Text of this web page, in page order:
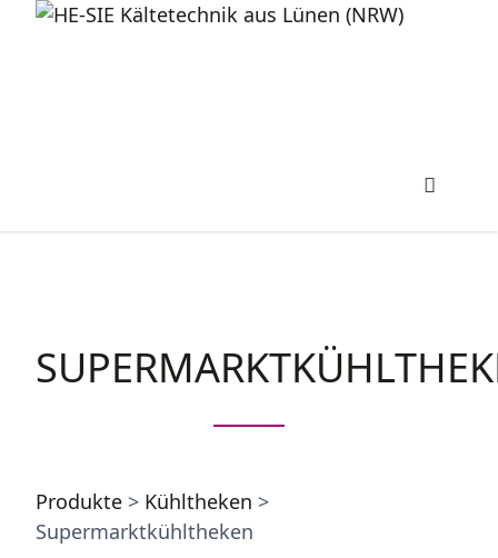
Produkte > Kühltheken >
Supermarktkühltheken